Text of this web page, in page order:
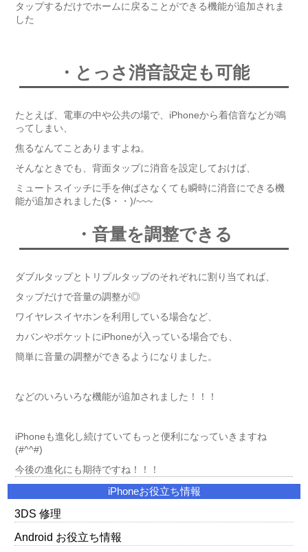
タップするだけでホームに戻ることができる機能が追加されま
した
・とっさ消音設定も可能
たとえば、電車の中や公共の場で、iPhoneから着信音などが鳴
ってしまい、
焦るなんてことありますよね。
そんなときでも、背面タップに消音を設定しておけば、
ミュートスイッチに手を伸ばさなくても瞬時に消音にできる機
能が追加されました($・・)/~~~
・音量を調整できる
ダブルタップとトリプルタップのそれぞれに割り当てれば、
タップだけで音量の調整が◎
ワイヤレスイヤホンを利用している場合など、
カバンやポケットにiPhoneが入っている場合でも、
簡単に音量の調整ができるようになりました。
などのいろいろな機能が追加されました！！！
iPhoneも進化し続けていてもっと便利になっていきますね
(#^^#)
今後の進化にも期待ですね！！！
iPhoneお役立ち情報
3DS 修理
Android お役立ち情報